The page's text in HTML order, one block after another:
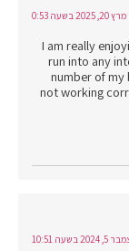
מרץ 20, 2025 בשעה 0:53
I am really
run into any
number of my
not working
בשעה 10:51